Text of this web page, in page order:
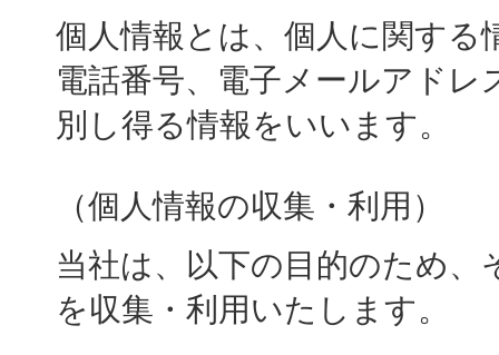
個人情報とは、個人に関する
電話番号、電子メールアドレ
別し得る情報をいいます。
（個人情報の収集・利用）
当社は、以下の目的のため
を収集・利用いたします。